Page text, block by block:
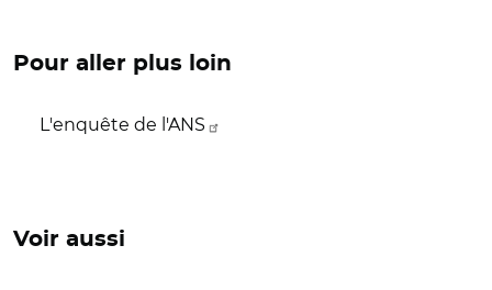
Pour aller plus loin
L'enquête de l'ANS
Voir aussi